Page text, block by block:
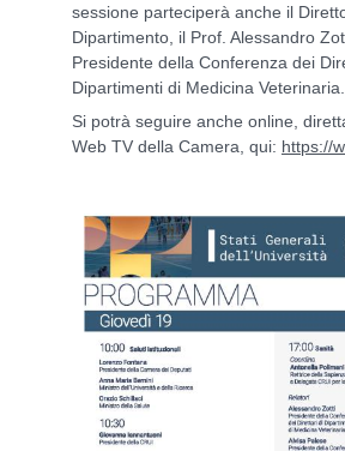
sessione parteciperà anche il
Dipartimento, il Prof. Alessandro
Presidente della Conferenza dei
Dipartimenti di Medicina Veterinaria.
Si potrà seguire anche online,
Web TV della Camera, qui: https://